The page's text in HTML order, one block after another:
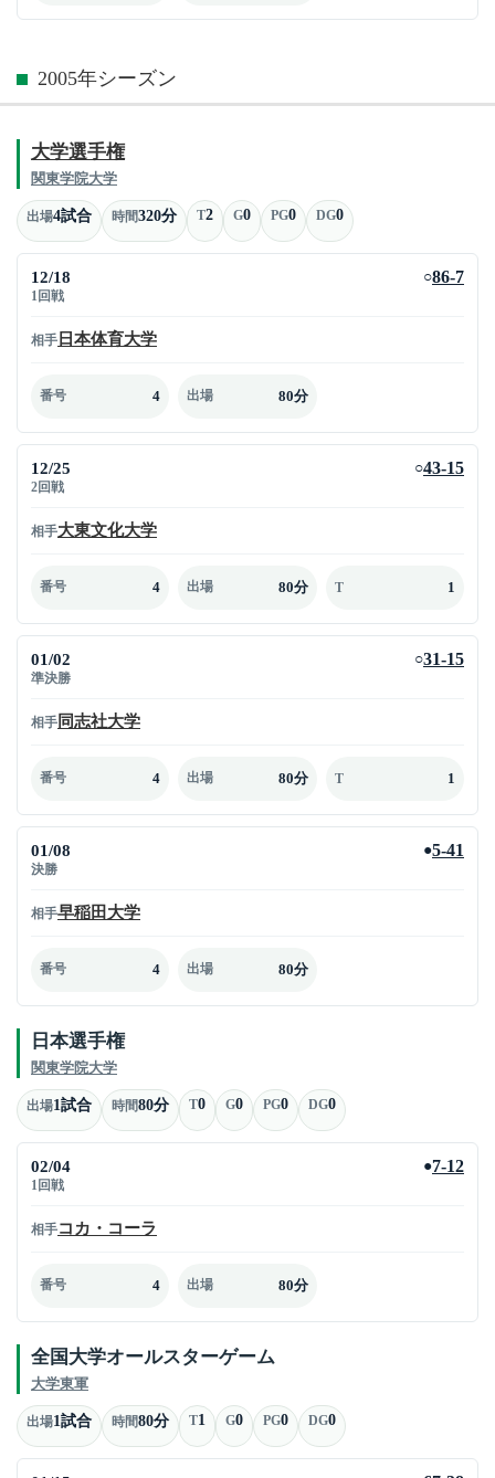
2005年シーズン
大学選手権
関東学院大学
出場4試合 時間320分 T2 G0 PG0 DG0
12/18
1回戦
○86-7
相手 日本体育大学
番号 4 出場 80分
12/25
2回戦
○43-15
相手大東文化大学
番号 4 出場 80分 T 1
01/02
準決勝
○31-15
相手 同志社大学
番号 4 出場 80分 T 1
01/08
決勝
●5-41
相手早稲田大学
番号 4 出場 80分
日本選手権
関東学院大学
出場1試合 時間80分 T0 G0 PG0 DG0
02/04
1回戦
●7-12
相手コカ・コーラ
番号 4 出場 80分
全国大学オールスターゲーム
大学東軍
出場1試合 時間80分 T1 G0 PG0 DG0